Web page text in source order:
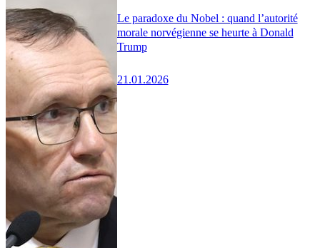
Le paradoxe du Nobel : quand l’autorité
morale norvégienne se heurte à Donald
Trump
21.01.2026